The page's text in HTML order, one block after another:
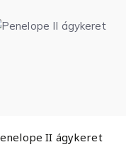
II ágykeret